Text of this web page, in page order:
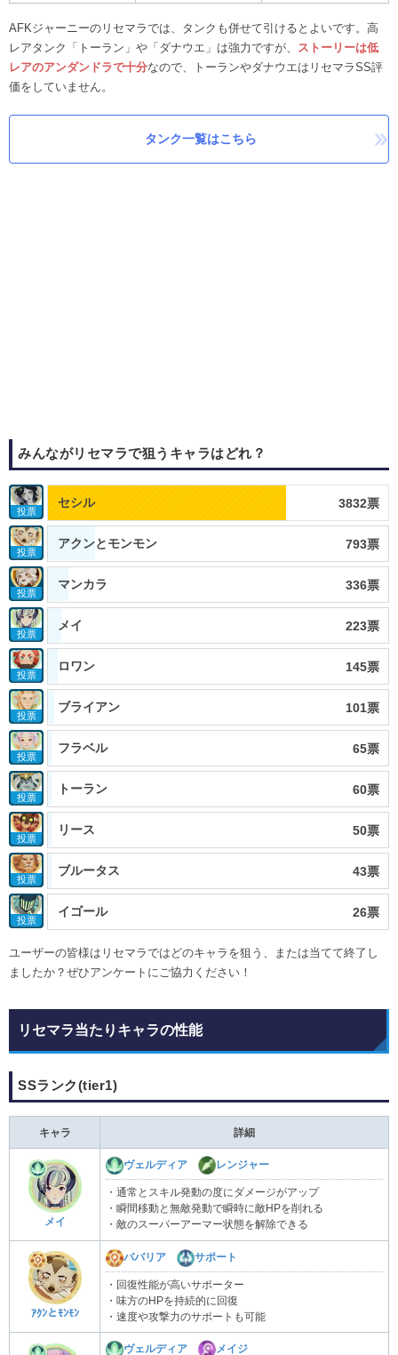
AFKジャーニーのリセマラでは、タンクも併せて引けるとよいです。高
レアタンク「トーラン」や「ダナウエ」は強力ですが、
ストーリーは低
レアのアンダンドラで十分なので、トーランやダナウエはリセマラSS評
価をしていません。
タンク一覧はこちら
みんながリセマラで狙うキャラはどれ？
投票
セシル 3832票
投票
アクンとモンモン 793票
投票
マンカラ 336票
投票
メイ 223票
投票
ロワン 145票
投票
ブライアン 101票
投票
フラベル 65票
投票
トーラン 60票
投票
リース 50票
投票
ブルータス 43票
投票
イゴール 26票
ユーザーの皆様はリセマラではどのキャラを狙う、または当てて終了し
ましたか？ぜひアンケートにご協力ください！
リセマラ当たりキャラの性能
SSランク(tier1)
キャラ 詳細
メイ
ヴェルディア レンジャー
・通常とスキル発動の度にダメージがアップ
・瞬間移動と無敵発動で瞬時に敵HPを削れる
・敵のスーパーアーマー状態を解除できる
ｱｸﾝとﾓﾝﾓﾝ
ババリア サポート
・回復性能が高いサポーター
・味方のHPを持続的に回復
・速度や攻撃力のサポートも可能
ヴェルディア メイジ